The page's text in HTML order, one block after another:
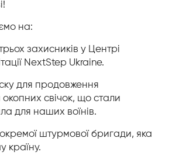
на:
захисників у Центрі
NextStep Ukraine.
для продовження
окопних свічок, що стали
для наших воїнів.
окремої штурмової бригади, яка
країну.